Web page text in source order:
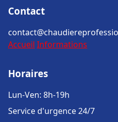
Contact
Accueil Informations
Horaires
Lun-Ven: 8h-19h
Service d'urgence 24/7